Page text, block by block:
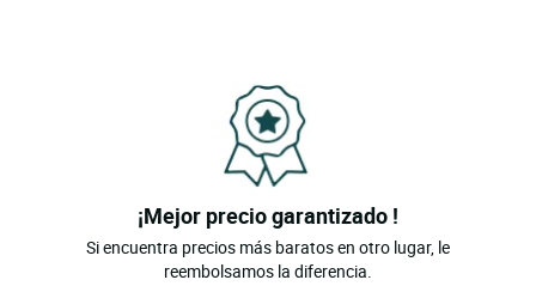
¡Mejor precio garantizado !
Si encuentra precios más baratos en otro lugar, le
reembolsamos la diferencia.